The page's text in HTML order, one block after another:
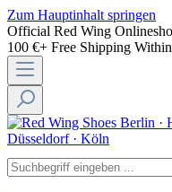
Zum Hauptinhalt springen
Official Red Wing
100 €+ Free Shipping
Berlin ·
Düsseldorf · Köln